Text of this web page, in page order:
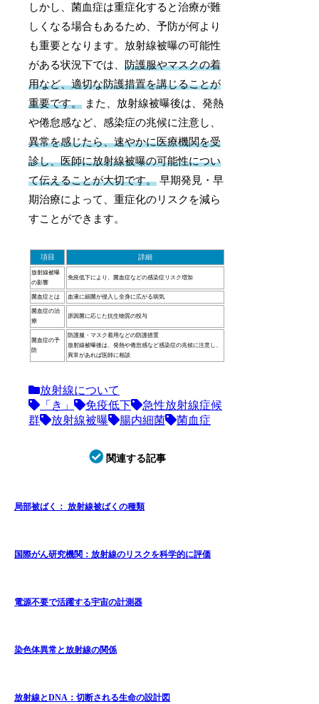
しかし、菌血症は重症化すると治療が難
しくなる場合もあるため、予防が何より
も重要となります。放射線被曝の可能性
がある状況下では、防護服やマスクの着
用など、適切な防護措置を講じることが
重要です。 また、放射線被曝後は、発熱
や倦怠感など、感染症の兆候に注意し、
異常を感じたら、速やかに医療機関を受
診し、医師に放射線被曝の可能性につい
て伝えることが大切です。 早期発見・早
期治療によって、重症化のリスクを減ら
すことができます。
項目 詳細
放射線被曝
の影響
免疫低下により、菌血症などの感染症リスク増加
菌血症とは 血液に細菌が侵入し全身に広がる病気
菌血症の治
療
原因菌に応じた抗生物質の投与
菌血症の予
防
防護服・マスク着用などの防護措置
放射線被曝後は、発熱や倦怠感など感染症の兆候に注意し、
異常があれば医師に相談
放射線について
「き」
免疫低下
急性放射線症候
群
放射線被曝 腸内細菌 菌血症
関連する記事
局部被ばく： 放射線被ばくの種類
国際がん研究機関：放射線のリスクを科学的に評価
電源不要で活躍する宇宙の計測器
染色体異常と放射線の関係
放射線とDNA：切断される生命の設計図